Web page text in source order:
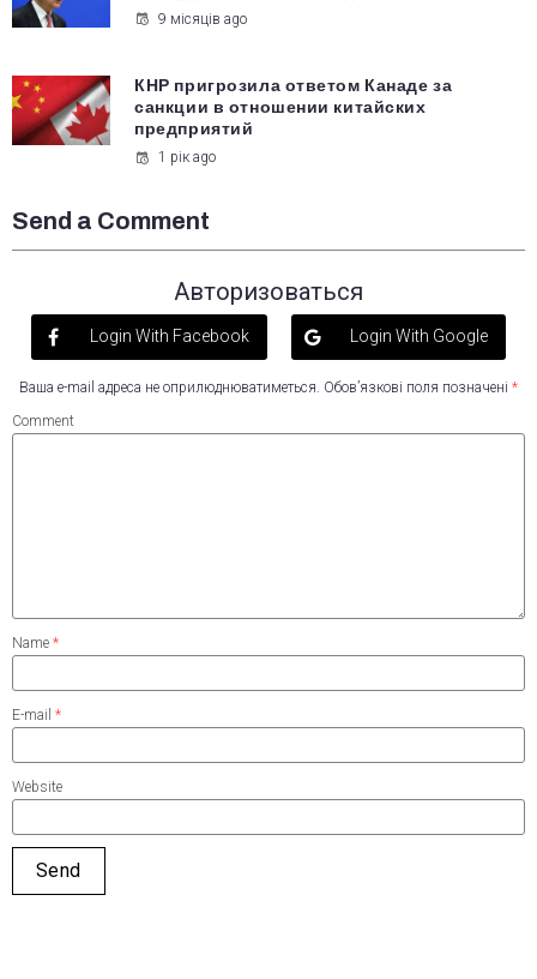
9 місяців ago
КНР пригрозила ответом Канаде за
санкции в отношении китайских
предприятий
1 рік ago
Send a Comment
Авторизоваться
Login With Facebook Login With Google
Ваша e-mail адреса не оприлюднюватиметься. Обов’язкові поля позначені *
Comment
Name *
E-mail *
Website